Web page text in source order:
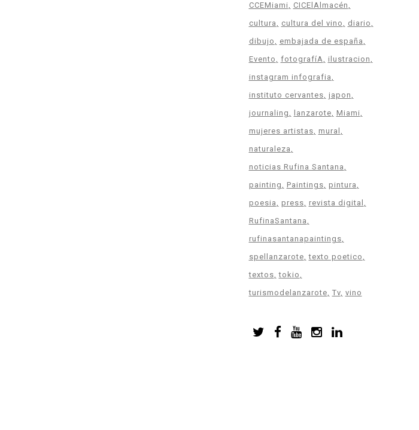
CCEMiami
CICElAlmacén
cultura
cultura del vino
diario
dibujo
embajada de españa
Evento
fotografíA ilustracion
instagram infografia
instituto cervantes japon
journaling
lanzarote Miami
mujeres artistas mural
naturaleza
noticias Rufina Santana
painting
Paintings pintura
poesia
press revista digital
RufinaSantana
rufinasantanapaintings
spellanzarote texto poetico
textos tokio
turismodelanzarote Tv vino